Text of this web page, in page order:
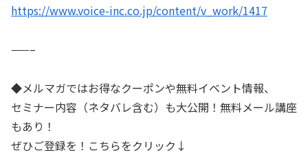
https://www.voice-inc.co.jp/content/v_work/1417
——–
◆メルマガではお得なクーポンや無料イベント情報、
セミナー内容（ネタバレ含む）も大公開！無料メール講座
もあり！
ぜひご登録を！こちらをクリック↓